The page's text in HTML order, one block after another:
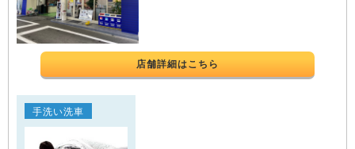
店舗詳細はこちら
手洗い洗車